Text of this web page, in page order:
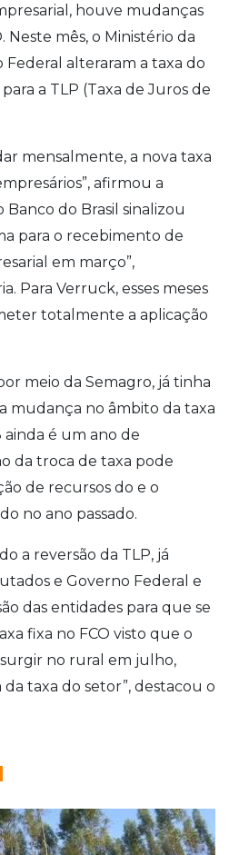
houve mudanças
Neste mês, o Ministério da
Federal alteraram a taxa do
a TLP (Taxa de Juros de
mensalmente, a nova taxa
afirmou a
Banco do Brasil sinalizou
para o recebimento de
em março”,
Para Verruck, esses meses
totalmente a aplicação
meio da Semagro, já tinha
mudança no âmbito da taxa
é um ano de
da troca de taxa pode
de recursos do e o
no ano passado.
a reversão da TLP, já
e Governo Federal e
das entidades para que se
fixa no FCO visto que o
no rural em julho,
taxa do setor”, destacou o